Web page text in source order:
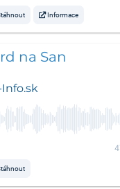
Informace
na San